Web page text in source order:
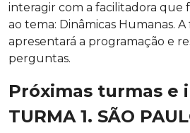
interagir com a facilitadora que
ao tema: Dinâmicas Humanas.
apresentará a programação e
perguntas.
Próximas turmas e
TURMA 1. SÃO